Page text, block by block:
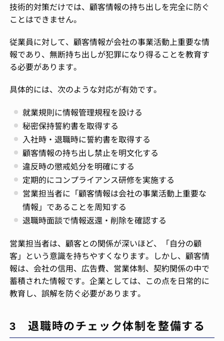
技術的対策だけでは、顧客情報の持ち出しを完全に防ぐ
ことはできません。
従業員に対して、顧客情報が会社の事業活動上重要な情
報であり、無断持ち出しが犯罪になり得ることを教育す
る必要があります。
具体的には、次のような対応が有効です。
就業規則に情報管理規程を設ける
秘密保持誓約書を取得する
入社時・退職時に誓約書を取得する
顧客情報の持ち出し禁止を明文化する
違反時の懲戒処分を明確にする
定期的にコンプライアンス研修を実施する
営業担当者に「顧客情報は会社の事業活動上重要な
情報」であることを周知する
退職時面談で情報返還・削除を確認する
営業担当者は、顧客との関係が深いほど、「自分の顧
客」という意識を持ちやすくなります。しかし、顧客情
報は、会社の信用、広告費、営業体制、契約関係の中で
蓄積された情報です。企業としては、この点を日常的に
教育し、誤解を防ぐ必要があります。
3 退職時のチェック体制を整備する